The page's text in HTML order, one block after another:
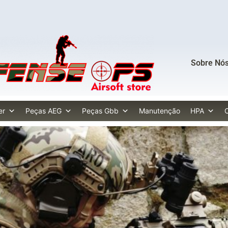
Sobre
Peças AEG Peças Gbb Manutenção HPA